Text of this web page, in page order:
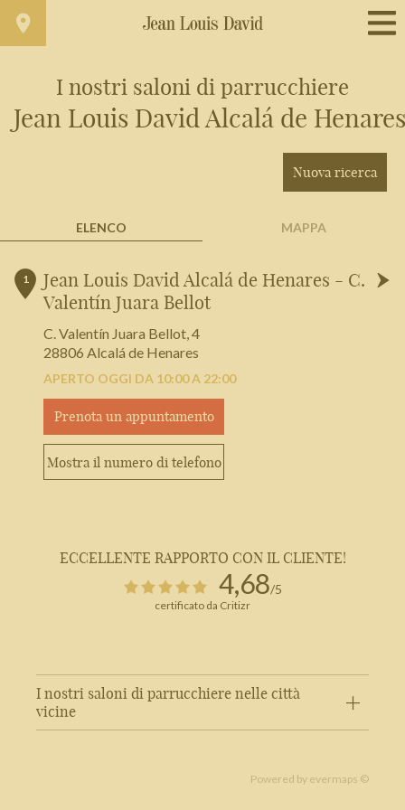
Trova un salone vicino a casa tua
Spagna
I nostri saloni di parrucchiere
Jean Louis David Alcalá de Henares
Nuova ricerca
ELENCO MAPPA
1
+
1
Jean Louis David Alcalá de Henares - C.
Valentín Juara Bellot
C. Valentín Juara Bellot, 4
28806 Alcalá de Henares
APERTO OGGI DA 10:00 A 22:00
Prenota un appuntamento
Mostra il numero di telefono
ECCELLENTE RAPPORTO CON IL CLIENTE!
4,68/5
certificato da Critizr
I nostri saloni di parrucchiere nelle città
vicine
Powered by evermaps ©